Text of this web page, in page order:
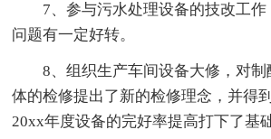
7、参与污水处理设备的技改工
问题有一定好转。
8、组织生产车间设备大修，对
体的检修提出了新的检修理念，并得
20xx年度设备的完好率提高打下了基础